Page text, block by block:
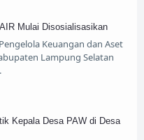
Mulai Disosialisasikan
Keuangan dan Aset
Lampung Selatan
Kepala Desa PAW di Desa